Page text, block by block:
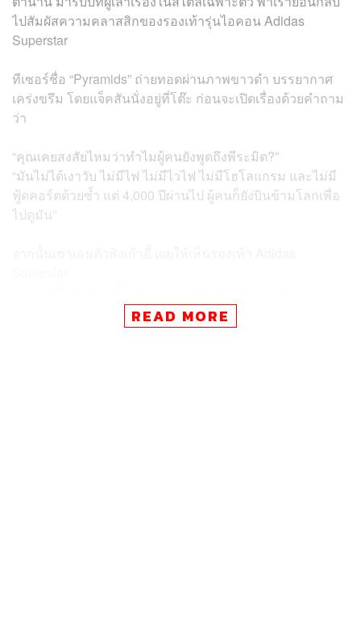
ไปสัมผัสความคลาสสิกของรองเท้ารุ่นไอคอน Adidas
Superstar
ทีเซอร์ชื่อ “Pyramids” ถ่ายทอดผ่านภาพขาวดำ บรรยากาศ
เคร่งขรึม โดยแจ็คสันนั่งอยู่ที่โต๊ะ ก่อนจะเปิดเรื่องด้วยคำถาม
ว่า
“คุณเคยสงสัยไหมว่าทำไมผู้คนยังพูดถึงพีระมิด?”
“มันไม่ได้เงาวับ ไม่มีไฟ ไม่มีไวไฟ ไม่มีโฮโลแกรม และไม่มี
ฟู้ดคอร์ตด้วยซ้ำ แต่ 4,000 ปีผ่านไป ผู้คนก็ยังบินข้ามโลกเพื่อ
ไปดูมัน”
“ตอนนี้… ไม่มีอะไรเหมือนมันอีกแล้ว ยกเว้นเจ้าพวกนี้แหละ”
READ MORE